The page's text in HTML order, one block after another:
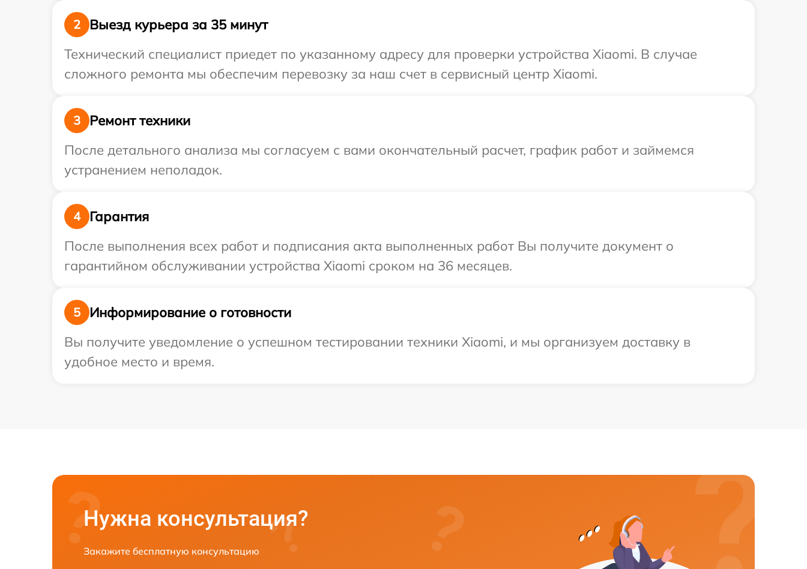
2
Выезд курьера за 35 минут
Технический специалист приедет по указанному адресу для проверки устройства Xiaomi. В случае
сложного ремонта мы обеспечим перевозку за наш счет в сервисный центр Xiaomi.
3
Ремонт техники
После детального анализа мы согласуем с вами окончательный расчет, график работ и займемся
устранением неполадок.
4
Гарантия
После выполнения всех работ и подписания акта выполненных работ Вы получите документ о
гарантийном обслуживании устройства Xiaomi сроком на 36 месяцев.
5
Информирование о готовности
Вы получите уведомление о успешном тестировании техники Xiaomi, и мы организуем доставку в
удобное место и время.
Нужна консультация?
Закажите бесплатную консультацию